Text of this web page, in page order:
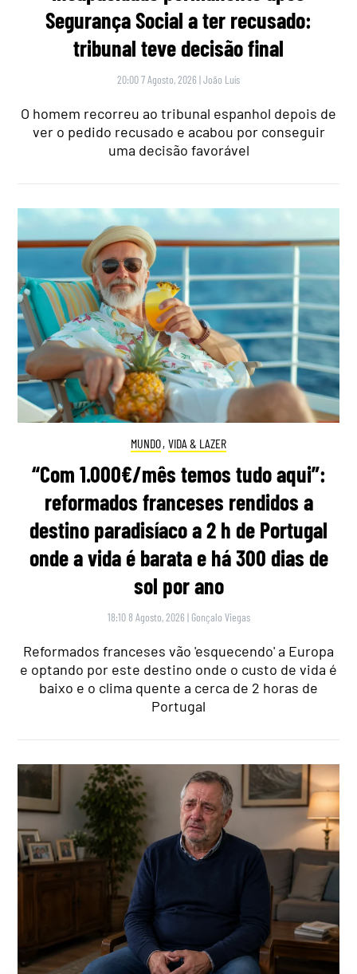
Segurança Social a ter recusado:
tribunal teve decisão final
20:00 7 Agosto, 2026 |João Luís
O homem recorreu ao tribunal espanhol depois de
ver o pedido recusado e acabou por conseguir
uma decisão favorável
MUNDO, VIDA & LAZER
“Com 1.000€/mês temos tudo aqui”:
reformados franceses rendidos a
destino paradisíaco a 2 h de Portugal
onde a vida é barata e há 300 dias de
sol por ano
18:10 8 Agosto, 2026 | Gonçalo Viegas
Reformados franceses vão 'esquecendo' a Europa
e optando por este destino onde o custo de vida é
baixo e o clima quente a cerca de 2 horas de
Portugal